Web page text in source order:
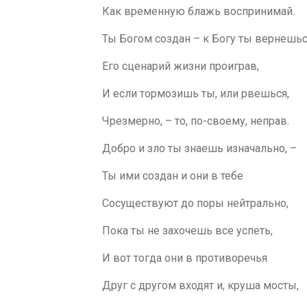
Как временную блажь воспринимай.
Ты Богом создан – к Богу ты
Его сценарий жизни проиграв,
И если тормозишь ты, или рвешься,
Чрезмерно, – то, по-своему, неправ.
Добро и зло ты знаешь изначально, –
Ты ими создан и они в тебе
Сосуществуют до поры нейтрально,
Пока ты не захочешь все успеть,
И вот тогда они в противоречья
Друг с другом входят и, круша мосты,